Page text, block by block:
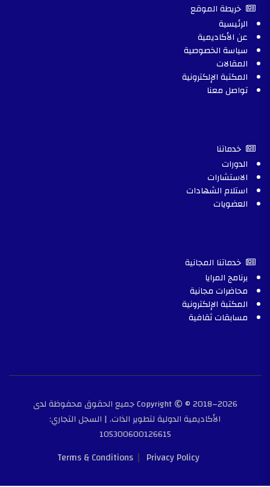
خريطة الموقع
الرئيسية
عن الأكاديمية
سياسة الخصوصية
المقالات
المكتبة الإلكترونية
تواصل معنا
خدماتنا
الدورات
الاستشارات
استلام الشهادات
العضويات
خدماتنا المجانية
برنامج المرايا
محاضرات مجانية
المكتبة الإلكترونية
مسابقات ثقافية
Copyright© 2018–2026 جميع الحقوق محفوظة لدى
الأكاديمية الدولية لتطوير الذات. | السجل التجاري:
105300600126615
Privacy Policy
Terms & Conditions